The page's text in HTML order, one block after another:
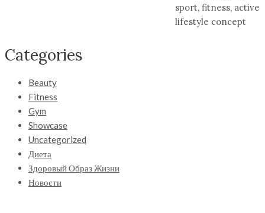
sport, fitness, active
lifestyle concept
Categories
Beauty
Fitness
Gym
Showcase
Uncategorized
Диета
Здоровый Образ Жизни
Новости